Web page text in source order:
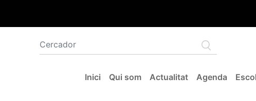
Navegació principal
Inici Qui som Actualitat Agenda